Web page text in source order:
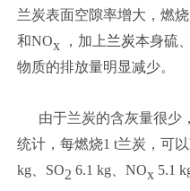
兰炭表面空隙率增大，燃
和NOx，加上兰炭本身硫
物质的排放量明显减少。
由于兰炭的含灰量很少
统计，每燃烧1 t兰炭，可
kg、SO2 6.1 kg、NOx5.1